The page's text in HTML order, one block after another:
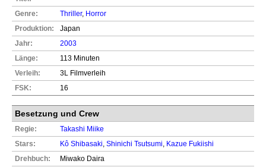
Genre: Thriller, Horror
Produktion:
Japan
Jahr:
2003
Länge:
113 Minuten
Verleih:
3L Filmverleih
FSK:
16
Besetzung und Crew
Regie:
Takashi Miike
Stars:
Kô Shibasaki Shinichi Tsutsumi Kazue Fukiishi
Drehbuch:
Miwako Daira